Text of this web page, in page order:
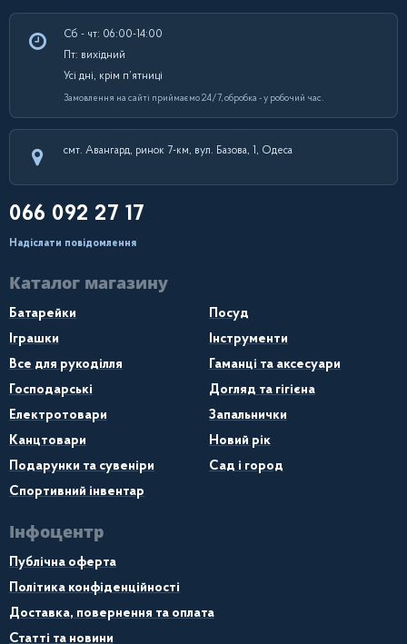
Сб - чт: 06:00-14:00
Пт: вихідний
Усі дні, крім п’ятниці
Замовлення на сайті приймаємо 24/7, обробка - у робочий час.
смт. Авангард, ринок 7-км, вул. Базова, 1, Одеса
066 092 27 17
Надіслати повідомлення
Каталог магазину
Батарейки
Посуд
Іграшки
Інструменти
Все для рукоділля
Гаманці та аксесуари
Господарські
Догляд та гігієна
Електротовари
Запальнички
Канцтовари
Новий рік
Подарунки та сувеніри
Сад і город
Спортивний інвентар
Інфоцентр
Публічна оферта
Політика конфіденційності
Доставка, повернення та оплата
Статті та новини